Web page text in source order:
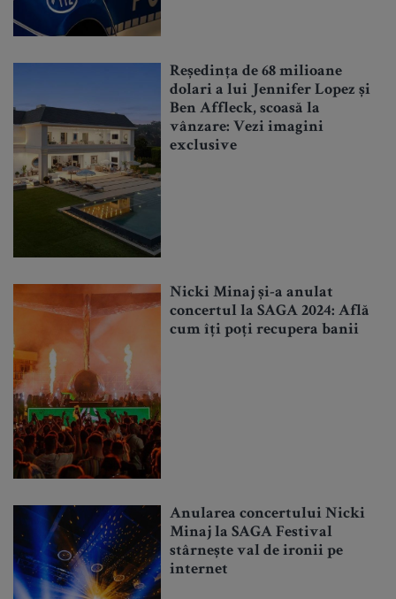
Reședința de 68 milioane
dolari a lui Jennifer Lopez și
Ben Affleck, scoasă la
vânzare: Vezi imagini
exclusive
Nicki Minaj și-a anulat
concertul la SAGA 2024: Află
cum îți poți recupera banii
Anularea concertului Nicki
Minaj la SAGA Festival
stârnește val de ironii pe
internet